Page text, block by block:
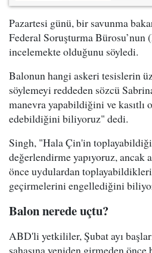
Pazartesi günü, bir savunma
Federal Soruşturma Bürosu’nun
incelemekte olduğunu söyledi.
Balonun hangi askeri tesislerin
söylemeyi reddeden sözcü
manevra yapabildiğini ve
edebildiğini biliyoruz" dedi.
Singh, "Hala Çin'in
değerlendirme yapıyoruz, ancak
önce uydulardan
geçirmelerini engellediğini
Balon nerede uçtu?
ABD'li yetkililer, Şubat ayı
sahasına yeniden girmeden